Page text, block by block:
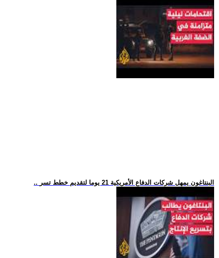
.. البنتاغون يمهل شركات الدفاع الأمريكية 21 يوما لتقديم خطط تسر